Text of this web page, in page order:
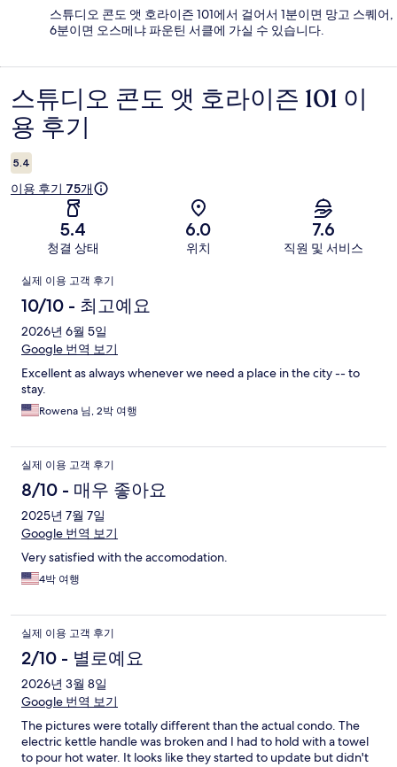
스튜디오 콘도 앳 호라이즌 101에서 걸어서 1분이면 망고 스퀘어,
6분이면 오스메냐 파운틴 서클에 가실 수 있습니다.
이
용
후
기
스튜디오 콘도 앳 호라이즌 101 이
용 후기
5.4
이용 후기 75개
5.4
청결 상태
6.0
위치
7.6
직원 및 서비스
이
용
후
기
실제 이용 고객 후기
10/10 - 최고예요
2026년 6월 5일
Google 번역 보기
Excellent as always whenever we need a place in the city -- to
stay.
Rowena 님, 2박 여행
실제 이용 고객 후기
8/10 - 매우 좋아요
2025년 7월 7일
Google 번역 보기
Very satisfied with the accomodation.
4박 여행
실제 이용 고객 후기
2/10 - 별로예요
2026년 3월 8일
Google 번역 보기
The pictures were totally different than the actual condo. The
electric kettle handle was broken and I had to hold with a towel
to pour hot water. It looks like they started to update but didn't